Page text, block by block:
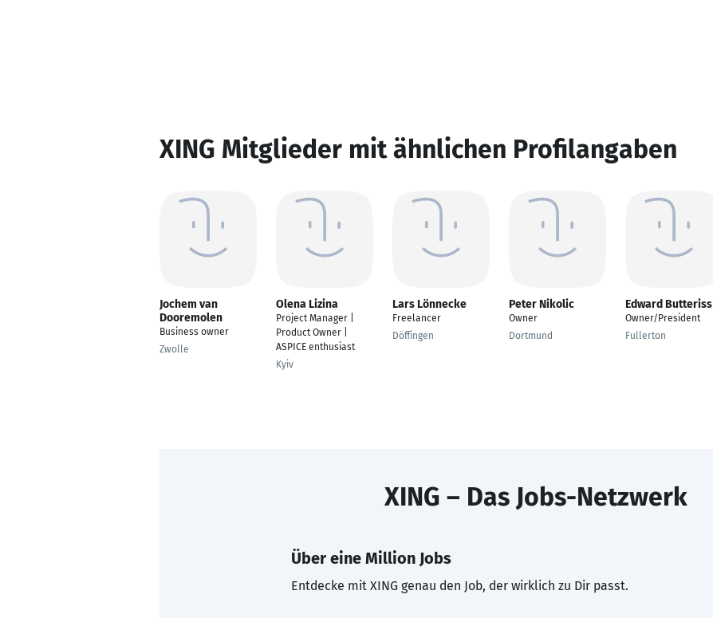
XING Mitglieder mit ähnlichen Profilangaben
Jochem van
Dooremolen
Business owner
Zwolle
Olena Lizina
Project Manager |
Product Owner |
ASPICE enthusiast
Kyiv
Lars Lönnecke
Freelancer
Döffingen
Peter Nikolic
Owner
Dortmund
Edward Butteriss
Owner/President
Fullerton
XING – Das Jobs-Netzwerk
Über eine Million Jobs
Entdecke mit XING genau den Job, der wirklich zu Dir passt.